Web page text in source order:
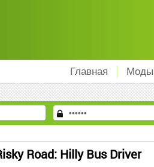
Главная Моды
Road: Hilly Bus Driver